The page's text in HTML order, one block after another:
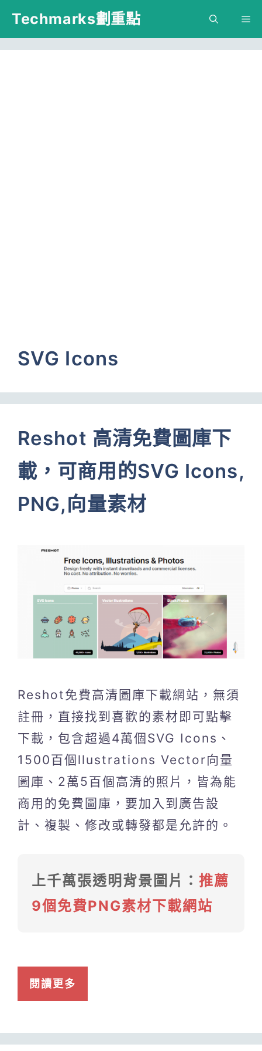
跳
主
Techmarks劃重點
SVG Icons
Reshot 高清免費圖庫下
載，可商用的SVG Icons,
PNG,向量素材
Reshot免費高清圖庫下載網站，無須
註冊，直接找到喜歡的素材即可點擊
下載，包含超過4萬個SVG Icons、
1500百個llustrations Vector向量
圖庫、2萬5百個高清的照片，皆為能
商用的免費圖庫，要加入到廣告設
計、複製、修改或轉發都是允許的。
上千萬張透明背景圖片： 推薦
9個免費PNG素材下載網站
閱讀更多